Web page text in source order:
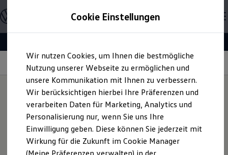
Hauptinhalt
springen
Footer
springen
Modelle & Konfigurator
Nutzfahrzeugkategorien entdecken
Modelle konfigurieren
Vorgängermodelle und Oldtimer
Vorgängermodelle
Oldtimer
Bulli Historie
Branchenlösungen & Gewerbekunden
Umbaulösungen und Hersteller finden
Auf- und Umbauten entdecken & konfigurieren
Groß- und Sonderkunden
Großkunden
Kommunen & Behörden
Journalisten
Spotify
Tauchen Sie ein in die
Welt von Spotify
Cookie Einstellungen
Wir nutzen Cookies, um Ihnen die bestmögliche
Nutzung unserer Webseite zu ermöglichen und
unsere Kommunikation mit Ihnen zu verbessern.
Wir berücksichtigen hierbei Ihre Präferenzen und
verarbeiten Daten für Marketing, Analytics und
Personalisierung nur, wenn Sie uns Ihre
Einwilligung geben. Diese können Sie jederzeit mit
Wirkung für die Zukunft im Cookie Manager
(Meine Präferenzen verwalten) in der